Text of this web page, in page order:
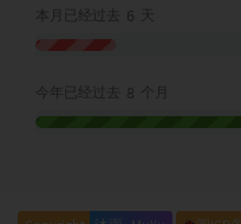
本月已经过去 6
今年已经过去 8 个月